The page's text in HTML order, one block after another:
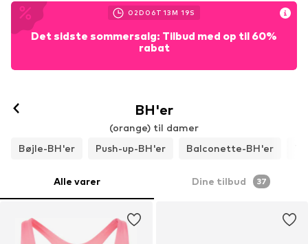
02D 06T 13M 17S
Det sidste sommersalg: Tilbud med op til 60%
rabat
BH'er
(orange) til damer
Bøjle-BH'er
Push-up-BH'er Balconette-BH'er
Alle varer Dine tilbud 37